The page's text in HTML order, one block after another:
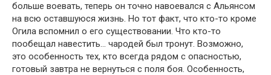
больше воевать, теперь он точно навоевался с Альянсом
на всю оставшуюся жизнь. Но тот факт, что кто-то кроме
Огила вспомнил о его существовании. Что кто-то
пообещал навестить… чародей был тронут. Возможно,
это особенность тех, кто всегда рядом с опасностью,
готовый завтра не вернуться с поля боя. Особенность,